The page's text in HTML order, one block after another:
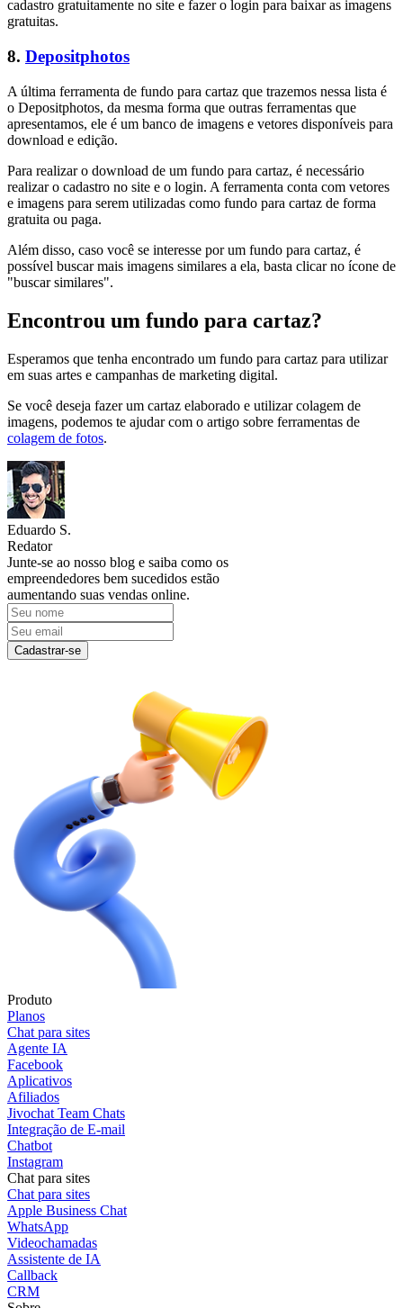
cadastro gratuitamente no site e fazer o login para baixar as imagens
gratuitas.
8. Depositphotos
A última ferramenta de fundo para cartaz que trazemos nessa lista é
o Depositphotos, da mesma forma que outras ferramentas que
apresentamos, ele é um banco de imagens e vetores disponíveis para
download e edição.
Para realizar o download de um fundo para cartaz, é necessário
realizar o cadastro no site e o login. A ferramenta conta com vetores
e imagens para serem utilizadas como fundo para cartaz de forma
gratuita ou paga.
Além disso, caso você se interesse por um fundo para cartaz, é
possível buscar mais imagens similares a ela, basta clicar no ícone de
"buscar similares".
Encontrou um fundo para cartaz?
Esperamos que tenha encontrado um fundo para cartaz para utilizar
em suas artes e campanhas de marketing digital.
Se você deseja fazer um cartaz elaborado e utilizar colagem de
imagens, podemos te ajudar com o artigo sobre ferramentas de
colagem de fotos.
Eduardo S.
Redator
Junte-se ao nosso blog e saiba como os
empreendedores bem sucedidos estão
aumentando suas vendas online.
Cadastrar-se
Produto
Planos
Chat para sites
Agente IA
Facebook
Aplicativos
Afiliados
Jivochat Team Chats
Integração de E-mail
Chatbot
Instagram
Chat para sites
Chat para sites
Apple Business Chat
WhatsApp
Videochamadas
Assistente de IA
Callback
CRM